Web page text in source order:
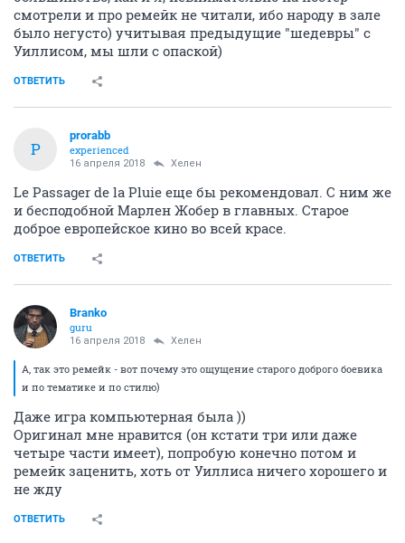
смотрели и про ремейк не читали, ибо народу в зале
было негусто) учитывая предыдущие "шедевры" с
Уиллисом, мы шли с опаской)
ОТВЕТИТЬ
P
prorabb
experienced
16 апреля 2018 Хелен
Le Passager de la Pluie еще бы рекомендовал. С ним же
и бесподобной Марлен Жобер в главных. Старое
доброе европейское кино во всей красе.
ОТВЕТИТЬ
Branko
guru
16 апреля 2018 Хелен
А, так это ремейк - вот почему это ощущение старого доброго боевика
и по тематике и по стилю)
Даже игра компьютерная была ))
Оригинал мне нравится (он кстати три или даже
четыре части имеет), попробую конечно потом и
ремейк заценить, хоть от Уиллиса ничего хорошего и
не жду
ОТВЕТИТЬ